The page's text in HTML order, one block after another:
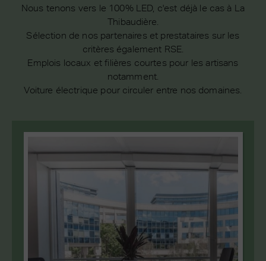
Nous tenons vers le 100% LED, c'est déjà le cas à La
Thibaudière.
Sélection de nos partenaires et prestataires sur les
critères également RSE.
Emplois locaux et filières courtes pour les artisans
notamment.
Voiture électrique pour circuler entre nos domaines.